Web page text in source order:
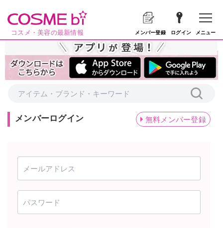
コスメ・美容の最新情報 メンバー登録 ログイン メニュー
メンバーログイン 無料メンバー登録